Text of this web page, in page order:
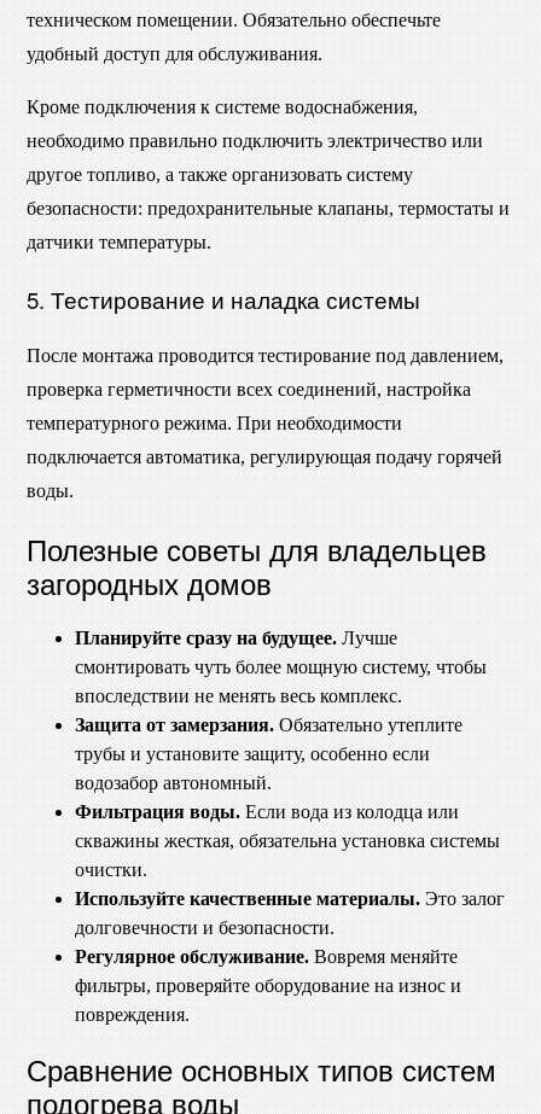
техническом помещении. Обязательно обеспечьте
удобный доступ для обслуживания.
Кроме подключения к системе водоснабжения,
необходимо правильно подключить электричество или
другое топливо, а также организовать систему
безопасности: предохранительные клапаны, термостаты и
датчики температуры.
5. Тестирование и наладка системы
После монтажа проводится тестирование под давлением,
проверка герметичности всех соединений, настройка
температурного режима. При необходимости
подключается автоматика, регулирующая подачу горячей
воды.
Полезные советы для владельцев
загородных домов
Планируйте сразу на будущее. Лучше
смонтировать чуть более мощную систему, чтобы
впоследствии не менять весь комплекс.
Защита от замерзания. Обязательно утеплите
трубы и установите защиту, особенно если
водозабор автономный.
Фильтрация воды. Если вода из колодца или
скважины жесткая, обязательна установка системы
очистки.
Используйте качественные материалы. Это залог
долговечности и безопасности.
Регулярное обслуживание. Вовремя меняйте
фильтры, проверяйте оборудование на износ и
повреждения.
Сравнение основных типов систем
подогрева воды